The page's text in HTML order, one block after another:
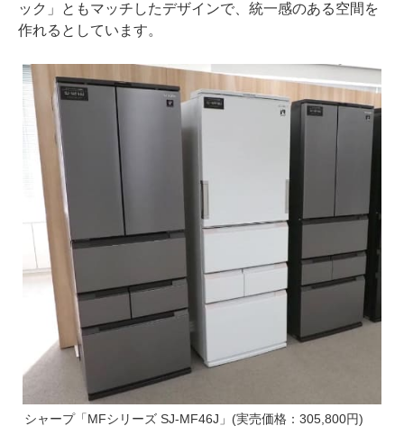
ック」ともマッチしたデザインで、統一感のある空間を
作れるとしています。
シャープ「MFシリーズ SJ-MF46J」(実売価格：305,800円)